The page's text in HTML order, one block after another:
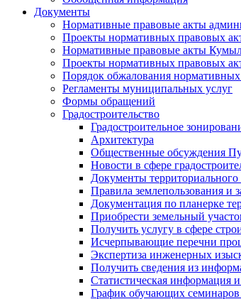
Документы
Нормативные правовые акты
Проекты нормативных правовых
Нормативные правовые акты
Проекты нормативных правовых
Порядок обжалования
Регламенты муниципальных услуг
Формы обращений
Градостроительство
Градостроительное
Архитектура
Общественные обсуждения
Новости в сфере
Документы
Правила землепользования и
Документация по планерке
Приобрести земельный
Получить услугу в сфере
Исчерпывающие перечни
Экспертиза инженерных
Получить сведения из
Статистическая информация
График обучающих семинаров